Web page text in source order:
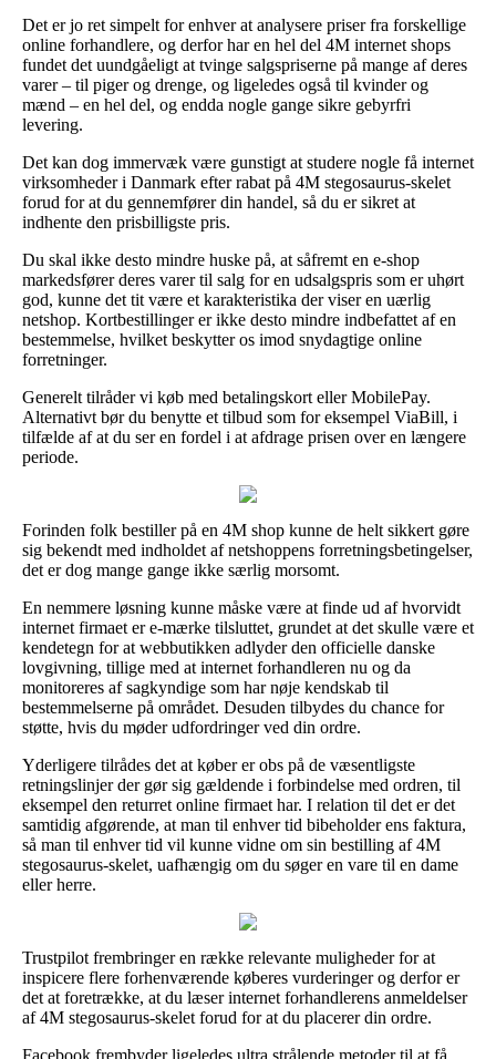
Det er jo ret simpelt for enhver at analysere priser fra forskellige
online forhandlere, og derfor har en hel del 4M internet shops
fundet det uundgåeligt at tvinge salgspriserne på mange af deres
varer – til piger og drenge, og ligeledes også til kvinder og
mænd – en hel del, og endda nogle gange sikre gebyrfri
levering.
Det kan dog immervæk være gunstigt at studere nogle få internet
virksomheder i Danmark efter rabat på 4M stegosaurus-skelet
forud for at du gennemfører din handel, så du er sikret at
indhente den prisbilligste pris.
Du skal ikke desto mindre huske på, at såfremt en e-shop
markedsfører deres varer til salg for en udsalgspris som er uhørt
god, kunne det tit være et karakteristika der viser en uærlig
netshop. Kortbestillinger er ikke desto mindre indbefattet af en
bestemmelse, hvilket beskytter os imod snydagtige online
forretninger.
Generelt tilråder vi køb med betalingskort eller MobilePay.
Alternativt bør du benytte et tilbud som for eksempel ViaBill, i
tilfælde af at du ser en fordel i at afdrage prisen over en længere
periode.
Forinden folk bestiller på en 4M shop kunne de helt sikkert gøre
sig bekendt med indholdet af netshoppens forretningsbetingelser,
det er dog mange gange ikke særlig morsomt.
En nemmere løsning kunne måske være at finde ud af hvorvidt
internet firmaet er e-mærke tilsluttet, grundet at det skulle være et
kendetegn for at webbutikken adlyder den officielle danske
lovgivning, tillige med at internet forhandleren nu og da
monitoreres af sagkyndige som har nøje kendskab til
bestemmelserne på området. Desuden tilbydes du chance for
støtte, hvis du møder udfordringer ved din ordre.
Yderligere tilrådes det at køber er obs på de væsentligste
retningslinjer der gør sig gældende i forbindelse med ordren, til
eksempel den returret online firmaet har. I relation til det er det
samtidig afgørende, at man til enhver tid bibeholder ens faktura,
så man til enhver tid vil kunne vidne om sin bestilling af 4M
stegosaurus-skelet, uafhængig om du søger en vare til en dame
eller herre.
Trustpilot frembringer en række relevante muligheder for at
inspicere flere forhenværende køberes vurderinger og derfor er
det at foretrække, at du læser internet forhandlerens anmeldelser
af 4M stegosaurus-skelet forud for at du placerer din ordre.
Facebook frembyder ligeledes ultra strålende metoder til at få